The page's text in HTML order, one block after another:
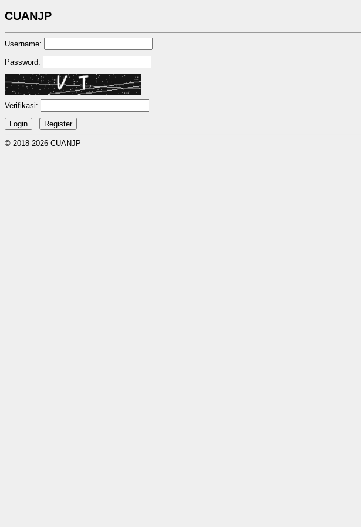
CUANJP
Username:
Password:
Verifikasi:
© 2018-2026 CUANJP